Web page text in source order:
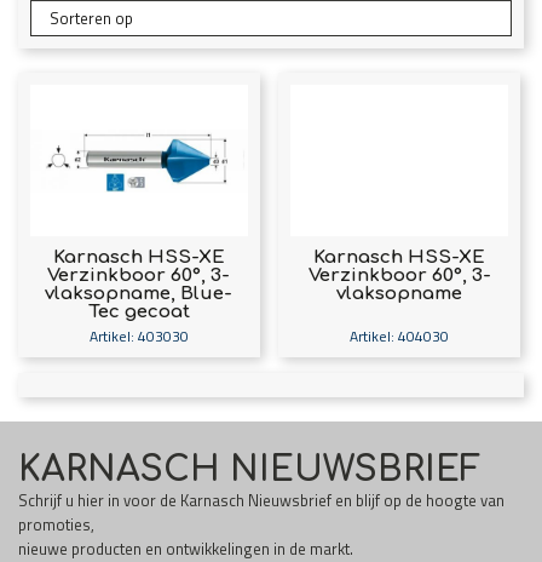
Karnasch HSS-XE
Verzinkboor 60°, 3-
vlaksopname, Blue-
Tec gecoat
Artikel: 403030
Karnasch HSS-XE
Verzinkboor 60°, 3-
vlaksopname
Artikel: 404030
KARNASCH NIEUWSBRIEF
Schrijf u hier in voor de Karnasch Nieuwsbrief en blijf op de hoogte van
promoties,
nieuwe producten en ontwikkelingen in de markt.